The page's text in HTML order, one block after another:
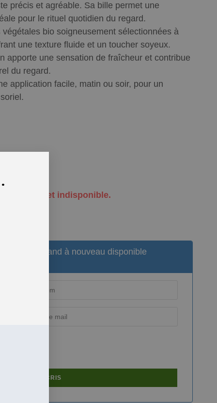
précis et agréable. Sa bille permet une
pour le rituel quotidien du regard.
bio soigneusement sélectionnées à
une texture fluide et un toucher soyeux.
apporte une sensation de fraîcheur et contribue
du regard.
application facile, matin ou soir, pour un
rupture et indisponible.
quand à nouveau disponible
JE M'INSCRIS